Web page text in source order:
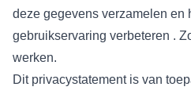
deze gegevens verzamelen en
gebruikservaring verbeteren .
werken.
Dit privacystatement is van